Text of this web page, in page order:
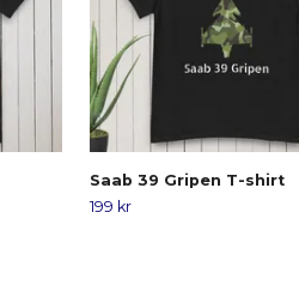
Saab 39 Gripen T-shirt
199 kr